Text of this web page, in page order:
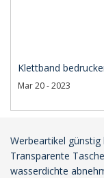
Klettband
Mar 20 - 2023
Werbeartikel günstig
Transparente
wasserdichte